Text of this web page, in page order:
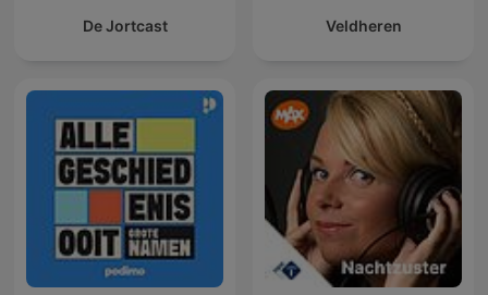
De Jortcast Veldheren